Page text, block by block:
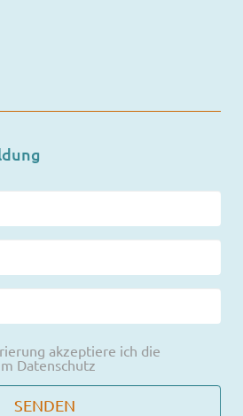
akzeptiere ich die
Datenschutz